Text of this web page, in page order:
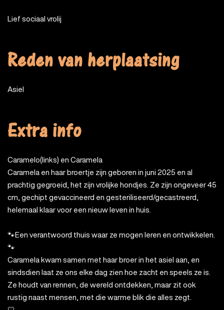
Lief sociaal vrolij
Reden van herplaatsing
Asiel
Extra info
Caramelo(links) en Caramela
Caramela en haar broertje zijn geboren in juni 2025 en al
prachtig gegroeid, het zijn vrolijke hondjes. Ze zijn ongeveer 45
cm, gechipt gevaccineerd en gesteriliseerd/gecastreerd,
helemaal klaar voor een nieuw leven in huis.
🐾Een verantwoord thuis waar ze mogen leren en ontwikkelen.
🐾
Caramela kwam samen met haar broer in het asiel aan, en
sindsdien laat ze ons elke dag zien hoe zacht en speels ze is.
Ze houdt van rennen, de wereld ontdekken, maar zit ook
rustig naast mensen, met die warme blik die alles zegt.